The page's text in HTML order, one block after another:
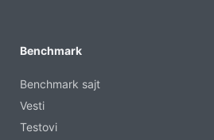
Benchmark
Benchmark sajt
Vesti
Testovi